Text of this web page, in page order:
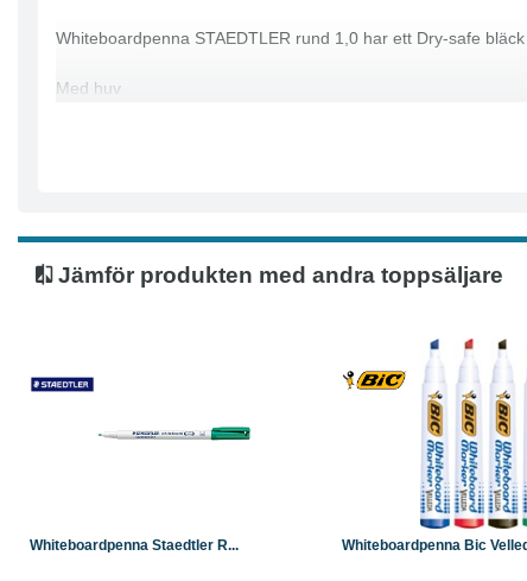
Whiteboardpenna STAEDTLER rund 1,0 har ett Dry-safe
Med huv
Jämför produkten med andra toppsäljare
Whiteboardpenna Staedtler R... Whiteboardpenna Bic
Köp